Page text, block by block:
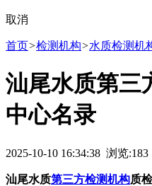
取消
首页>检测机构>水质检测机
汕尾水质第三
中心名录
2025-10-10 16:34:38 浏览:183
汕尾水质第三方检测机构质